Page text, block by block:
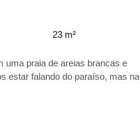
lugar.
23 m²
uma praia de areias brancas e
estar falando do paraíso, mas na
NEIRA MAR, além da sua